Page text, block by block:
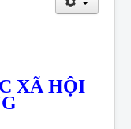
XÃ HỘI